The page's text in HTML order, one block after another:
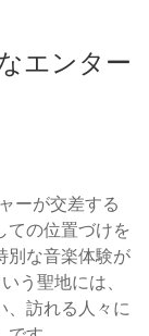
エンター
ーが交差する
ての位置づけを
別な音楽体験が
う聖地には、
、訪れる人々に